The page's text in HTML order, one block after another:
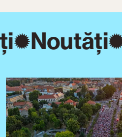
Noutăți